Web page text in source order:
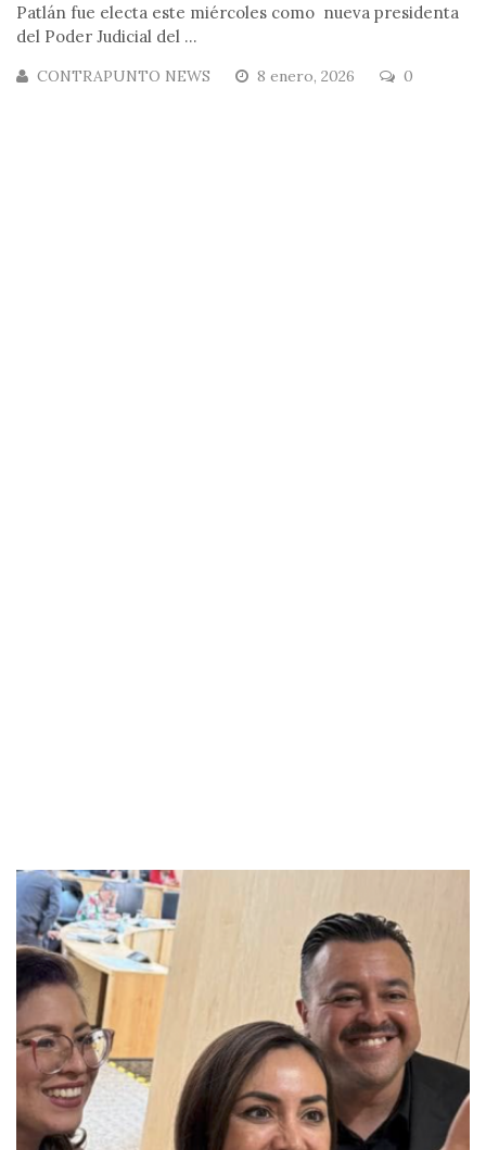
Patlán fue electa este miércoles como nueva presidenta
del Poder Judicial del ...
CONTRAPUNTO NEWS 8 enero, 2026 0